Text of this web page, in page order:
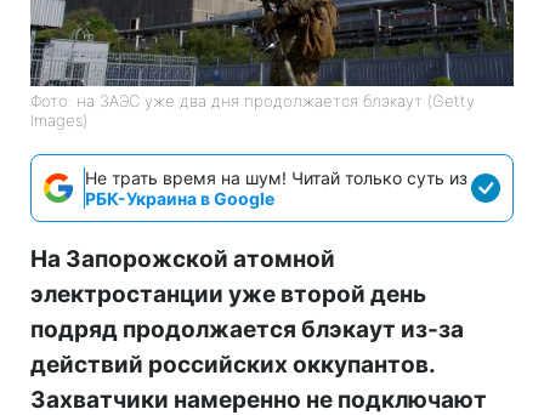
Фото: на ЗАЭС уже два дня продолжается блэкаут (Getty
Images)
Не трать время на шум! Читай только суть из
РБК-Украина в Google
На Запорожской атомной
электростанции уже второй день
подряд продолжается блэкаут из-за
действий российских оккупантов.
Захватчики намеренно не подключают